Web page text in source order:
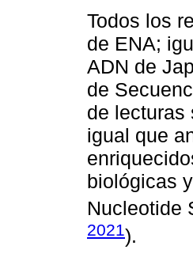
Todos los
de ENA;
ADN de
de
de lecturas
igual que
biológicas
Nucleotide
2021).